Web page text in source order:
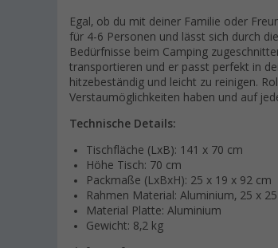
Egal, ob du mit deiner Familie oder
für 4-6 Personen und lässt sich durch
Bedürfnisse beim Camping
transportieren und er passt perfekt in
hitzebeständig und leicht zu reinigen.
Verstaumöglichkeiten haben und auf
Technische Details:
Tischfläche (LxB): 141 x 70 cm
Höhe Tisch: 70 cm
Packmaße (LxBxH): 25 x 19 x 92 cm
Rahmen Material: Aluminium, 25 x
Material Platte: Aluminium
Gewicht: 8,2 kg